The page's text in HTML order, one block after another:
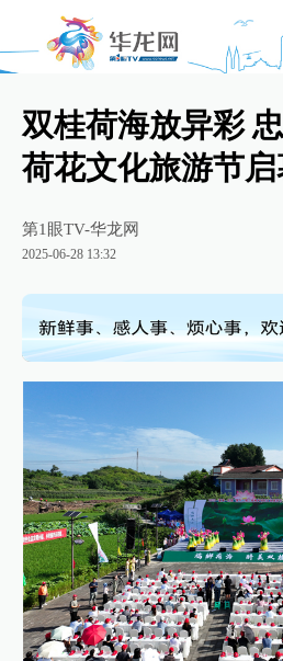
双桂荷海放异彩
荷花文化旅游节
第1眼TV-华龙网
2025-06-28 13:32